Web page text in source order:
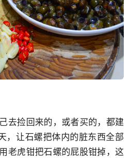
去捡回来的，或者买的，都建
，让石螺把体内的脏东西全部
老虎钳把石螺的屁股钳掉，这